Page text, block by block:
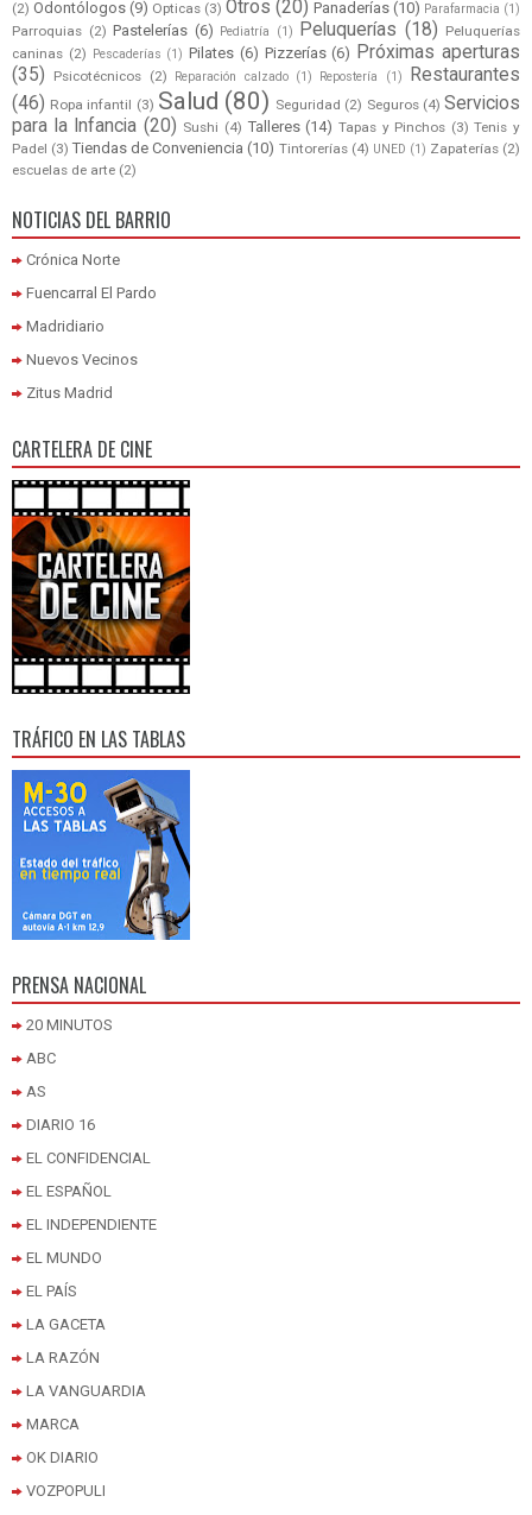
(2) Odontólogos (9) Opticas (3) Otros (20) Panaderías (10) Parafarmacia (1)
Parroquias (2) Pastelerías (6) Pediatría (1) Peluquerías (18) Peluquerías
caninas (2) Pescaderías (1) Pilates (6) Pizzerías (6) Próximas aperturas
(35)
Psicotécnicos (2) Reparación calzado (1) Repostería (1)
Restaurantes
(46) Ropa infantil (3) Salud (80) Seguridad (2) Seguros (4) Servicios
para la Infancia (20) Sushi (4) Talleres (14) Tapas y Pinchos (3) Tenis y
Padel (3) Tiendas de Conveniencia (10) Tintorerías (4) UNED (1) Zapaterías (2)
escuelas de arte (2)
NOTICIAS DEL BARRIO
Crónica Norte
Fuencarral El Pardo
Madridiario
Nuevos Vecinos
Zitus Madrid
CARTELERA DE CINE
TRÁFICO EN LAS TABLAS
PRENSA NACIONAL
20 MINUTOS
ABC
AS
DIARIO 16
EL CONFIDENCIAL
EL ESPAÑOL
EL INDEPENDIENTE
EL MUNDO
EL PAÍS
LA GACETA
LA RAZÓN
LA VANGUARDIA
MARCA
OK DIARIO
VOZPOPULI